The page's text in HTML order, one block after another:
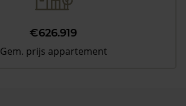
€626.919
Gem. prijs appartement